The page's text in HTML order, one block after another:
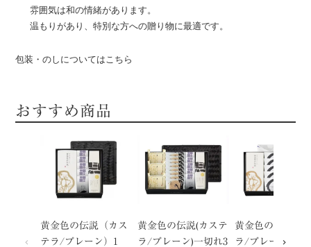
雰囲気は和の情緒があります。
温もりがあり、特別な方への贈り物に最適です。
包装・のしについてはこちら
おすすめ商品
黄金色の伝説（カス
テラ/プレーン）1
黄金色の伝説(カステ
ラ/プレーン)一切れ3
黄金色の伝説(カ
ラ/プレーン)1本